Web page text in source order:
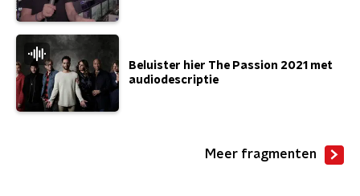
Beluister hier The Passion 2021 met
audiodescriptie
Meer fragmenten